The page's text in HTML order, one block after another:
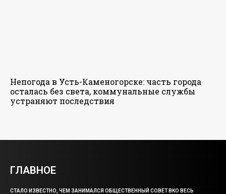
Непогода в Усть-Каменогорске: часть города
осталась без света, коммунальные службы
устраняют последствия
ГЛАВНОЕ
СТАЛО ИЗВЕСТНО, ЧЕМ ЗАНИМАЛСЯ ОБЩЕСТВЕННЫЙ СОВЕТ ВКО ВЕСЬ